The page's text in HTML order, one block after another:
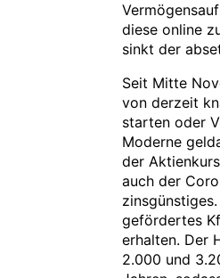
diese online
sinkt der
Seit Mitte
von derzeit
starten oder
Moderne
der
auch der
gefördertes
erhalten. Der
2.000 und